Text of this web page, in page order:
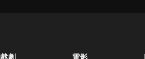
戲劇 電影